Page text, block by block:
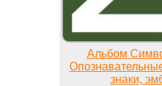
Альбом
знаки,